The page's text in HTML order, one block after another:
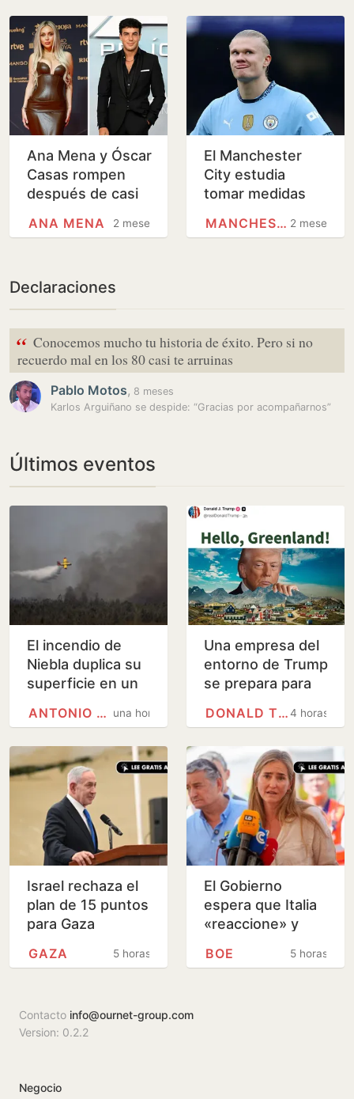
RTVE | Ideal
Ana Mena y Óscar
Casas rompen
después de casi
relación
2 meses
ANA MENA
El Manchester
City estudia
tomar medidas
Enrique Riquelme
2 meses
MANCHESTER CITY
Declaraciones
“ Conocemos mucho tu historia de éxito. Pero si no
recuerdo mal en los 80 casi te arruinas
Pablo Motos, 8 meses
Karlos Arguiñano se despide: “Gracias por acompañarnos”
Últimos eventos
El incendio de
Niebla duplica su
superficie en un
8.000 hectáreas
avanza…
una hora
ANTONIO SANZ
Una empresa del
entorno de Trump
se prepara para
Groenlandia sin4 horas
DONALD TRUMP
Israel rechaza el
plan de 15 puntos
para Gaza
Trump
5 horas
GAZA
El Gobierno
espera que Italia
«reaccione» y
espacio
5 horas
BOE
Contacto info@ournet-group.com
Version: 0.2.2
Negocio